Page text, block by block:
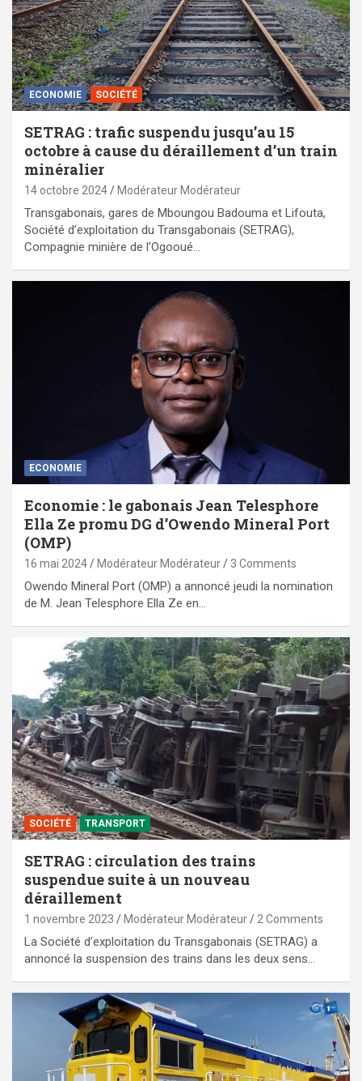
ECONOMIE SOCIÉTÉ
SETRAG : trafic suspendu jusqu’au 15
octobre à cause du déraillement d’un train
minéralier
14 octobre 2024 Modérateur Modérateur
Transgabonais, gares de Mboungou Badouma et Lifouta,
Société d’exploitation du Transgabonais (SETRAG),
Compagnie minière de l’Ogooué…
ECONOMIE
Economie : le gabonais Jean Telesphore
Ella Ze promu DG d’Owendo Mineral Port
(OMP)
16 mai 2024 Modérateur Modérateur 3 Comments
Owendo Mineral Port (OMP) a annoncé jeudi la nomination
de M. Jean Telesphore Ella Ze en…
SOCIÉTÉ TRANSPORT
SETRAG : circulation des trains
suspendue suite à un nouveau
déraillement
1 novembre 2023 Modérateur Modérateur 2 Comments
La Société d’exploitation du Transgabonais (SETRAG) a
annoncé la suspension des trains dans les deux sens…